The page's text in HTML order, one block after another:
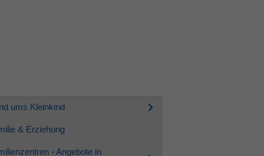
ums Kleinkind
& Erziehung
- Angebote in